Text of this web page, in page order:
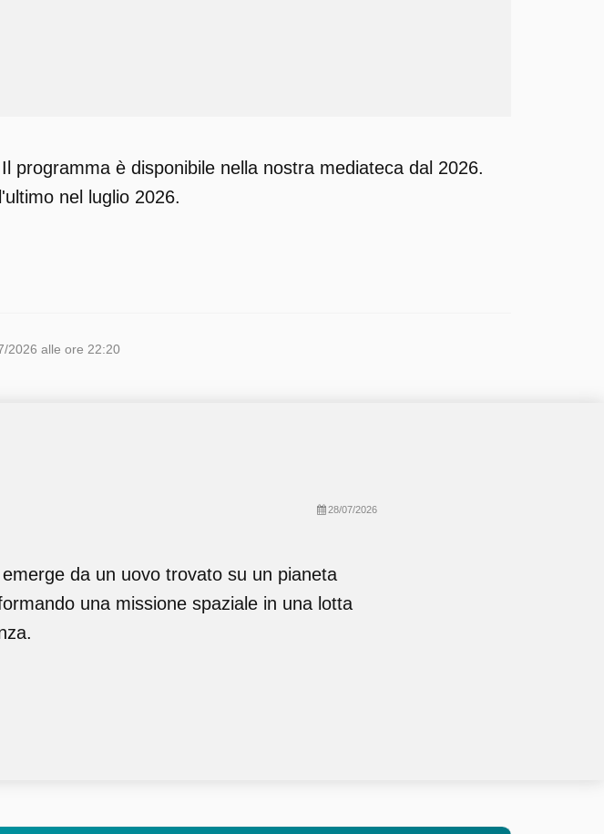
programma è disponibile nella nostra mediateca dal 2026.
nel luglio 2026.
2026 alle ore 22:20
28/07/2026
da un uovo trovato su un pianeta
una missione spaziale in una lotta